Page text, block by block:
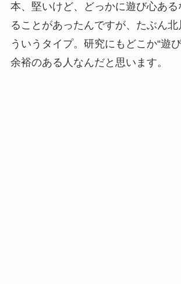
本、堅いけど、どっかに遊び心ある
ることがあったんですが、たぶん
ういうタイプ。研究にもどこか“遊
余裕のある人なんだと思います。